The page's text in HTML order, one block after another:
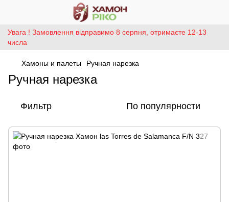
Увага ! Замовлення відправимо 8 серпня, отримаєте 12-13
числа
Хамоны и палеты Ручная нарезка
Ручная нарезка
Фильтр По популярности